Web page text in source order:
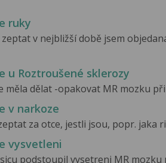
ruky
v nejbližší době jsem
u Roztroušené sklerozy
měla dělat -opakovat MR mozku při
v narkoze
za otce, jestli jsou, popr. jaka
vysvetleni
podstoupil vysetreni MR